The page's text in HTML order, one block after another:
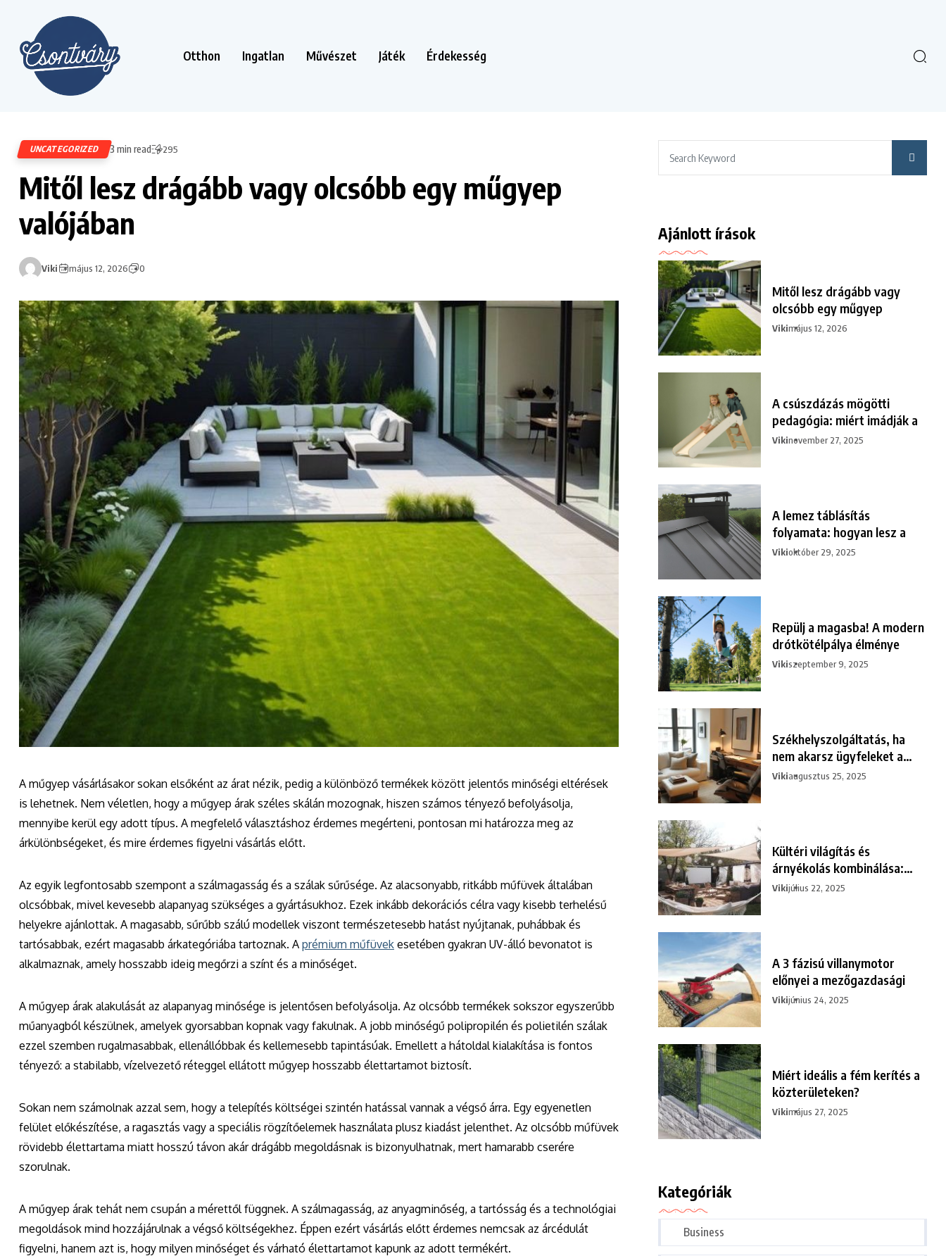
Otthon Ingatlan Művészet Játék Érdekesség
UNCATEGORIZED 3 min read 295
Mitől lesz drágább vagy olcsóbb egy műgyep
valójában
Viki május 12, 2026 0
A műgyep vásárlásakor sokan elsőként az árat nézik, pedig a különböző termékek között jelentős minőségi eltérések
is lehetnek. Nem véletlen, hogy a műgyep árak széles skálán mozognak, hiszen számos tényező befolyásolja,
mennyibe kerül egy adott típus. A megfelelő választáshoz érdemes megérteni, pontosan mi határozza meg az
árkülönbségeket, és mire érdemes figyelni vásárlás előtt.
Az egyik legfontosabb szempont a szálmagasság és a szálak sűrűsége. Az alacsonyabb, ritkább műfüvek általában
olcsóbbak, mivel kevesebb alapanyag szükséges a gyártásukhoz. Ezek inkább dekorációs célra vagy kisebb terhelésű
helyekre ajánlottak. A magasabb, sűrűbb szálú modellek viszont természetesebb hatást nyújtanak, puhábbak és
tartósabbak, ezért magasabb árkategóriába tartoznak. A prémium műfüvek esetében gyakran UV-álló bevonatot is
alkalmaznak, amely hosszabb ideig megőrzi a színt és a minőséget.
A műgyep árak alakulását az alapanyag minősége is jelentősen befolyásolja. Az olcsóbb termékek sokszor egyszerűbb
műanyagból készülnek, amelyek gyorsabban kopnak vagy fakulnak. A jobb minőségű polipropilén és polietilén szálak
ezzel szemben rugalmasabbak, ellenállóbbak és kellemesebb tapintásúak. Emellett a hátoldal kialakítása is fontos
tényező: a stabilabb, vízelvezető réteggel ellátott műgyep hosszabb élettartamot biztosít.
Sokan nem számolnak azzal sem, hogy a telepítés költségei szintén hatással vannak a végső árra. Egy egyenetlen
felület előkészítése, a ragasztás vagy a speciális rögzítőelemek használata plusz kiadást jelenthet. Az olcsóbb műfüvek
rövidebb élettartama miatt hosszú távon akár drágább megoldásnak is bizonyulhatnak, mert hamarabb cserére
szorulnak.
A műgyep árak tehát nem csupán a mérettől függnek. A szálmagasság, az anyagminőség, a tartósság és a technológiai
megoldások mind hozzájárulnak a végső költségekhez. Éppen ezért vásárlás előtt érdemes nemcsak az árcédulát
figyelni, hanem azt is, hogy milyen minőséget és várható élettartamot kapunk az adott termékért.
Ajánlott írások
Mitől lesz drágább vagy
olcsóbb egy műgyep
Vikimájus 12, 2026
A csúszdázás mögötti
pedagógia: miért imádják a
Vikinovember 27, 2025
A lemez táblásítás
folyamata: hogyan lesz a
Vikioktóber 29, 2025
Repülj a magasba! A modern
drótkötélpálya élménye
Vikiszeptember 9, 2025
Székhelyszolgáltatás, ha
nem akarsz ügyfeleket a
nappalidba
Vikiaugusztus 25, 2025
Kültéri világítás és
árnyékolás kombinálása:
tippek és
Vikijúlius 22, 2025
A 3 fázisú villanymotor
előnyei a mezőgazdasági
Vikijúnius 24, 2025
Miért ideális a fém kerítés a
közterületeken?
Vikimájus 27, 2025
Kategóriák
Business